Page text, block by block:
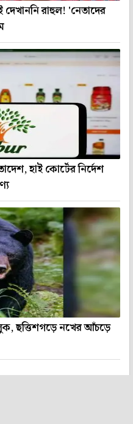
রাহুল! 'নেতাদের
হাই কোর্টের নির্দেশ
ছত্তিশগড়ে নখের আঁচড়ে